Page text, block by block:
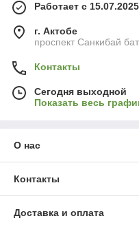
Работает с 15.07.2025
г. Актобе
проспект Санкибай
Контакты
Сегодня выходной
Показать весь
О нас
Контакты
Доставка и оплата